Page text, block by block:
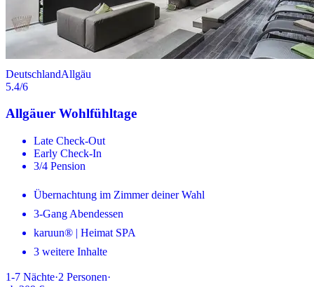
DeutschlandAllgäu
5.4/6
Allgäuer Wohlfühltage
Late Check-Out
Early Check-In
3/4 Pension
Übernachtung im Zimmer deiner Wahl
3-Gang Abendessen
karuun® | Heimat SPA
3 weitere Inhalte
1-7 Nächte·2 Personen·